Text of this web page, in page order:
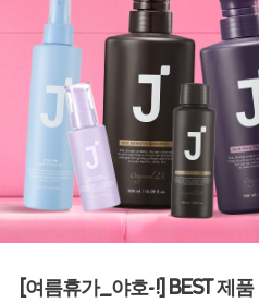
[여름휴가_야호-!] BEST 제